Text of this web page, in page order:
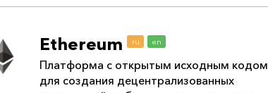
Ethereum ru en
Платформа с открытым исходным кодом
для создания децентрализованных